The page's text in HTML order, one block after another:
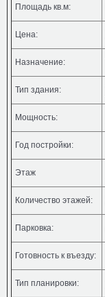
Площадь кв.м:
Цена:
Назначение:
Тип здания:
Мощность:
Год постройки:
Этаж
Количество этажей:
Парковка:
Готовность к въезду:
Тип планировки: